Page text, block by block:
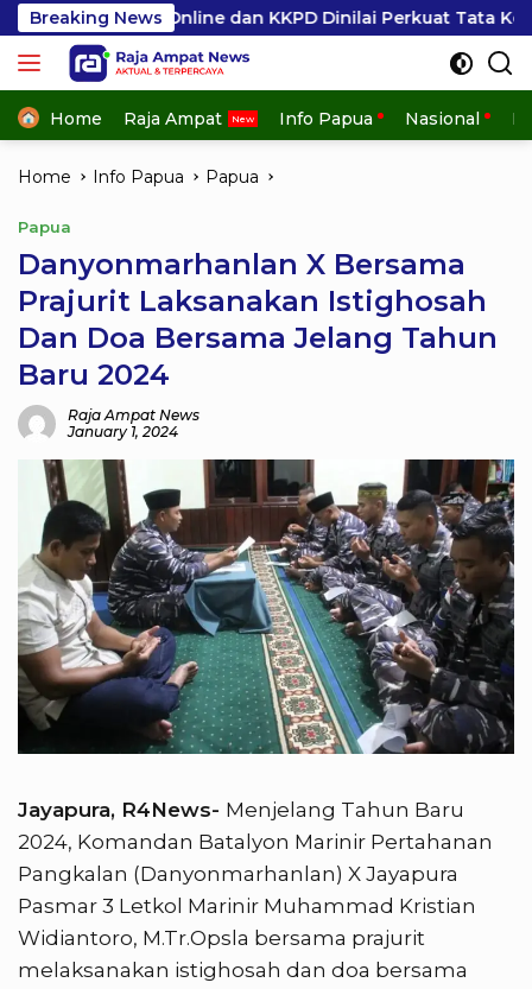
Skip
to
content
Breaking News
Online dan KKPD Dinilai Perkuat Tata Kelola APBD
Home Raja Ampat Info Papua Nasional
Home Info Papua Papua
Papua
Danyonmarhanlan X Bersama
Prajurit Laksanakan Istighosah
Dan Doa Bersama Jelang Tahun
Baru 2024
Raja Ampat News
January 1, 2024
Jayapura, R4News- Menjelang Tahun Baru
2024, Komandan Batalyon Marinir Pertahanan
Pangkalan (Danyonmarhanlan) X Jayapura
Pasmar 3 Letkol Marinir Muhammad Kristian
Widiantoro, M.Tr.Opsla bersama prajurit
melaksanakan istighosah dan doa bersama